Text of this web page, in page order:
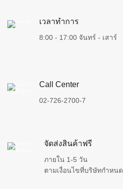
เวลาทำการ
8:00 - 17:00 จันทร์ - เสาร์
Call Center
02-726-2700-7
จัดส่งสินค้าฟรี
ภายใน 1-5 วัน
ตามเงื่อนไขที่บริษัทกำหนด